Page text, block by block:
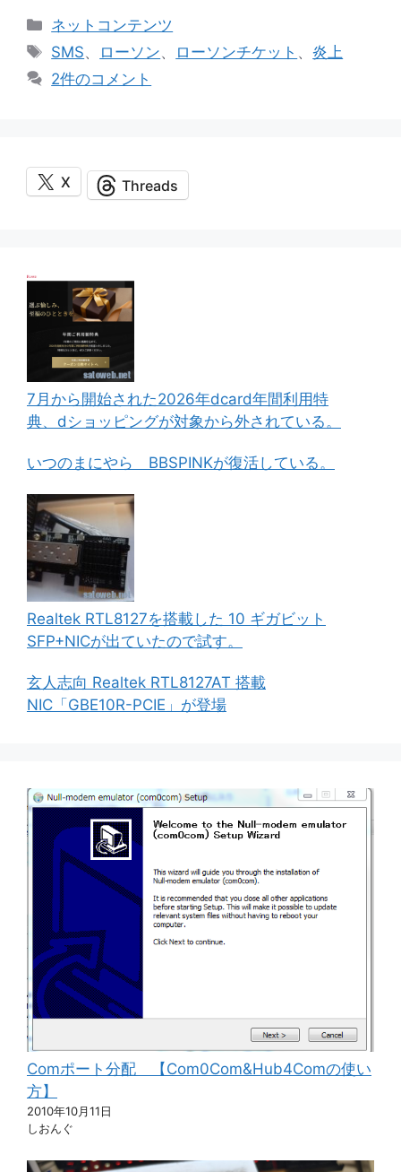
カ
テ
リ
ネットコンテンツ
タ
グ
SMS、 ローソン、 ローソンチケット 、炎上
2件のコメント
X Threads
7月から開始された2026年dcard年間利用特
典、dショッピングが対象から外されている。
いつのまにやら BBSPINKが復活している。
Realtek RTL8127を搭載した 10 ギガビット
SFP+NICが出ていたので試す。
玄人志向 Realtek RTL8127AT 搭載
NIC「GBE10R-PCIE」が登場
Comポート分配 【Com0Com&Hub4Comの使い
方】
2010年10月11日
しおんぐ